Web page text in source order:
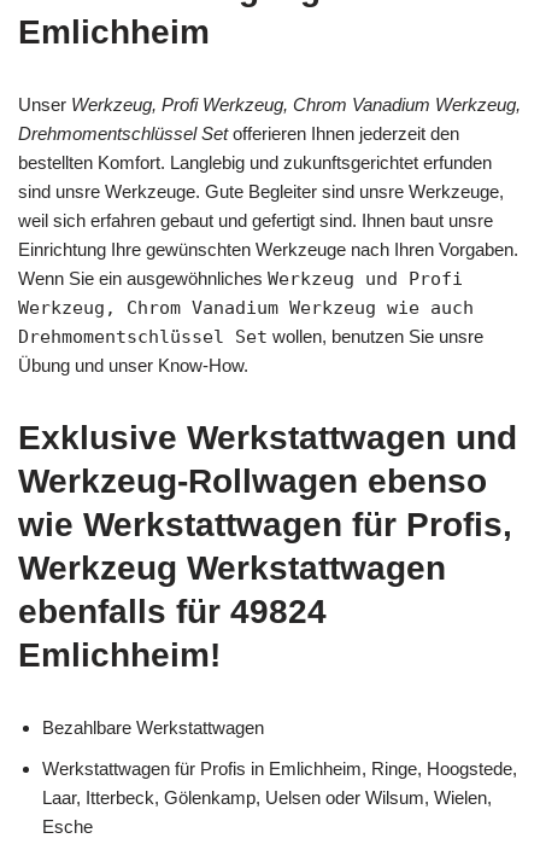
Emlichheim
Unser Werkzeug, Profi Werkzeug, Chrom Vanadium Werkzeug,
Drehmomentschlüssel Setofferieren Ihnen jederzeit den
bestellten Komfort. Langlebig und zukunftsgerichtet erfunden
sind unsre Werkzeuge. Gute Begleiter sind unsre Werkzeuge,
weil sich erfahren gebaut und gefertigt sind. Ihnen baut unsre
Einrichtung Ihre gewünschten Werkzeuge nach Ihren Vorgaben.
Wenn Sie ein ausgewöhnliches Werkzeug und Profi
Werkzeug, Chrom Vanadium Werkzeug wie auch
Drehmomentschlüssel Set wollen, benutzen Sie unsre
Übung und unser Know-How.
Exklusive Werkstattwagen und
Werkzeug-Rollwagen ebenso
wie Werkstattwagen für Profis,
Werkzeug Werkstattwagen
ebenfalls für 49824
Emlichheim!
Bezahlbare Werkstattwagen
Werkstattwagen für Profis in Emlichheim, Ringe, Hoogstede,
Laar, Itterbeck, Gölenkamp, Uelsen oder Wilsum, Wielen,
Esche